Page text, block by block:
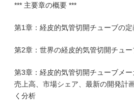
*** 主要章の概要 ***
第1章：経皮的気管切開チューブの
第2章：世界の経皮的気管切開チュ
第3章：経皮的気管切開チューブメー
売上高、市場シェア、最新の開発計
く分析